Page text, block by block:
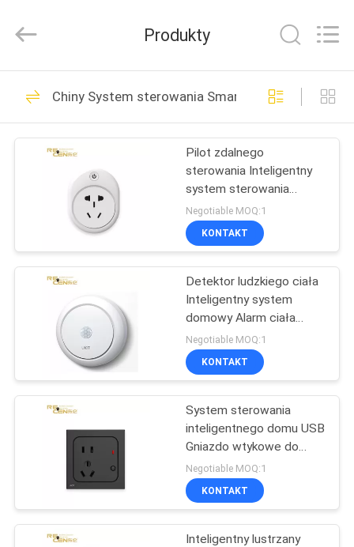
DOM
PRODUKTY
WYCIECZKA
FABRYCE
KONTROLA
JAKOŚCI
SKONTAKTUJ
NAMI
wieżowego
dostawca.
2020
craneloadmomentindicator.com.
Rights
Wskaźnik momentu
obciążenia żurawia
wieżowego
19
Automatyczny
wskaźnik
bezpiecznego
obciążenia
6
Wskaźnik
bezpiecznego
ładunku dźwigu
7
Produkty
Chiny System sterowania Smart House
Pilot zdalnego
sterowania Inteligentny
system sterowania
Inteligentna wtyczka Wifi
Smart Socket
Negotiable MOQ:1
KONTAKT
Detektor ludzkiego ciała
Inteligentny system
domowy Alarm ciała
System podczerwieni
Aplikacja zdalna
Negotiable MOQ:1
KONTAKT
System sterowania
inteligentnego domu USB
Gniazdo wtykowe do
zdalnego sterowania z
pięcioma otworami
Negotiable MOQ:1
KONTAKT
Inteligentny lustrzany